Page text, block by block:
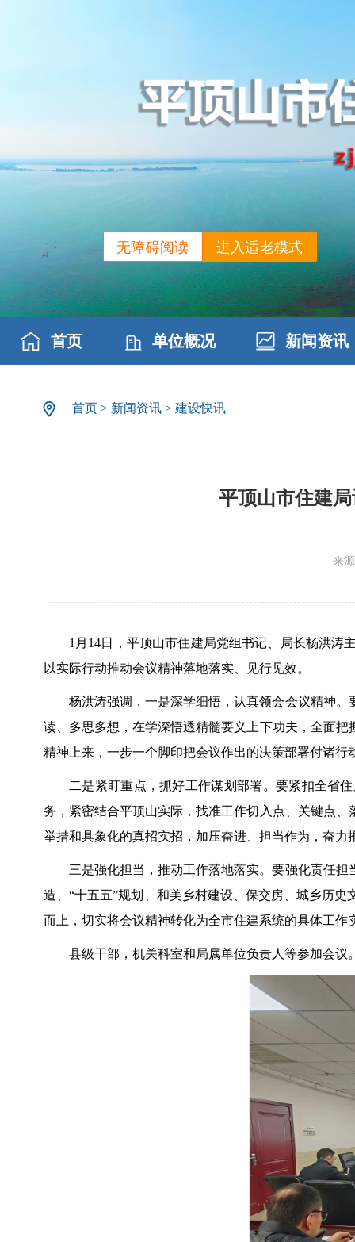
进入适老模式
无障碍阅读
首页 单位概况 新闻资讯
首页 > 新闻资讯 > 建设快讯
平顶山市住建
来
1月14日，平顶山市住建局党组书记、局长杨洪涛
以实际行动推动会议精神落地落实、见行见效。
杨洪涛强调，一是深学细悟，认真领会会议精神
读、多思多想，在学深悟透精髓要义上下功夫，全面
精神上来，一步一个脚印把会议作出的决策部署付诸行
二是紧盯重点，抓好工作谋划部署。要紧扣全省
务，紧密结合平顶山实际，找准工作切入点、关键点
举措和具象化的真招实招，加压奋进、担当作为，奋
三是强化担当，推动工作落地落实。要强化责任
造、“十五五”规划、和美乡村建设、保交房、城乡历
而上，切实将会议精神转化为全市住建系统的具体工
县级干部，机关科室和局属单位负责人等参加会议